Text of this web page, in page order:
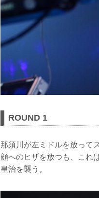
ROUND 1
那須川が左ミドルを放って
顔へのヒザを放つも、これ
皇治を襲う。